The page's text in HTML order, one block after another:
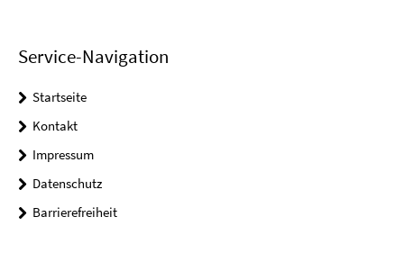
Service-Navigation
Startseite
Kontakt
Impressum
Datenschutz
Barrierefreiheit